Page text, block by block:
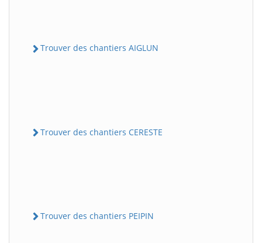
Trouver des chantiers AIGLUN
Trouver des chantiers CERESTE
Trouver des chantiers PEIPIN